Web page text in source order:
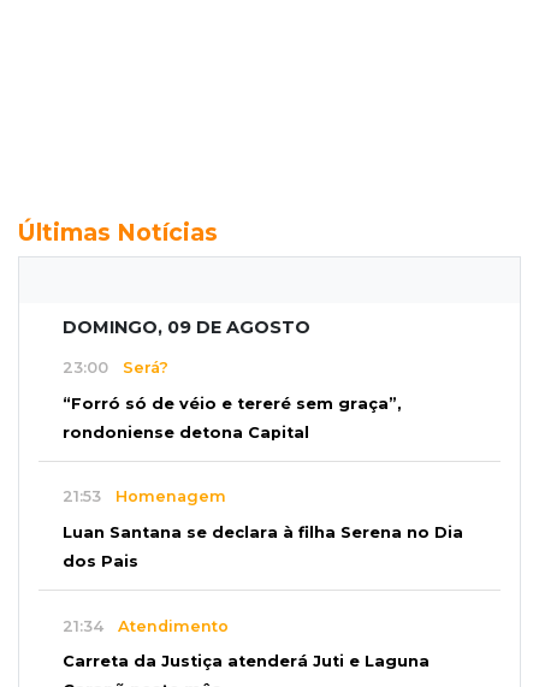
Últimas Notícias
DOMINGO, 09 DE AGOSTO
23:00 Será?
“Forró só de véio e tereré sem graça”,
rondoniense detona Capital
21:53 Homenagem
Luan Santana se declara à filha Serena no Dia
dos Pais
21:34 Atendimento
Carreta da Justiça atenderá Juti e Laguna